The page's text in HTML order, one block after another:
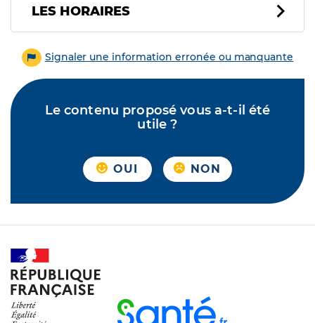
LES HORAIRES
Signaler une information erronée ou manquante
Le contenu proposé vous a-t-il été
utile ?
OUI NON